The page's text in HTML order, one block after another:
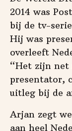
2014 was
bij de tv-serie
Hij was
overleeft
“Het zijn net
presentator,
uitleg bij de
Arjan zegt
aan heel